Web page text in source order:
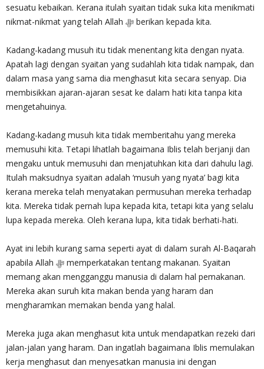
sesuatu kebaikan. Kerana itulah syaitan tidak suka kita menikmati
nikmat-nikmat yang telah Allah ‎ﷻ berikan kepada kita.
Kadang-kadang musuh itu tidak menentang kita dengan nyata.
Apatah lagi dengan syaitan yang sudahlah kita tidak nampak, dan
dalam masa yang sama dia menghasut kita secara senyap. Dia
membisikkan ajaran-ajaran sesat ke dalam hati kita tanpa kita
mengetahuinya.
Kadang-kadang musuh kita tidak memberitahu yang mereka
memusuhi kita. Tetapi lihatlah bagaimana Iblis telah berjanji dan
mengaku untuk memusuhi dan menjatuhkan kita dari dahulu lagi.
Itulah maksudnya syaitan adalah ‘musuh yang nyata’ bagi kita
kerana mereka telah menyatakan permusuhan mereka terhadap
kita. Mereka tidak pernah lupa kepada kita, tetapi kita yang selalu
lupa kepada mereka. Oleh kerana lupa, kita tidak berhati-hati.
Ayat ini lebih kurang sama seperti ayat di dalam surah Al-Baqarah
apabila Allah ‎ﷻ memperkatakan tentang makanan. Syaitan
memang akan mengganggu manusia di dalam hal pemakanan.
Mereka akan suruh kita makan benda yang haram dan
mengharamkan memakan benda yang halal.
Mereka juga akan menghasut kita untuk mendapatkan rezeki dari
jalan-jalan yang haram. Dan ingatlah bagaimana Iblis memulakan
kerja menghasut dan menyesatkan manusia ini dengan